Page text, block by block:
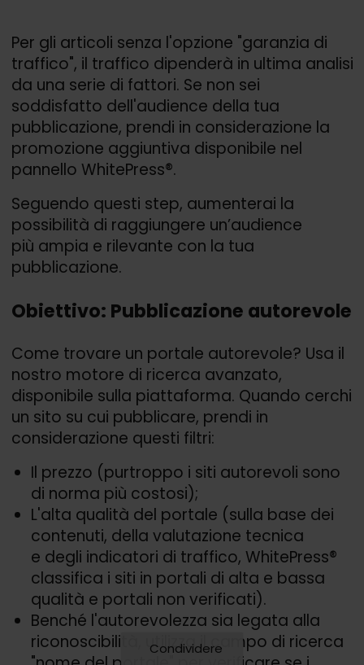
Per gli articoli senza l'opzione "garanzia di
traffico", il traffico dipenderà in ultima analisi
da una serie di fattori. Se non sei
soddisfatto dell'audience della tua
pubblicazione, prendi in considerazione la
promozione aggiuntiva disponibile nel
pannello WhitePress®.
Seguendo questi step, aumenterai la
possibilità di raggiungere un’audience
più ampia e rilevante con la tua
pubblicazione.
Obiettivo: Pubblicazione autorevole
Come trovare un portale autorevole? Usa il
nostro motore di ricerca avanzato,
disponibile sulla piattaforma. Quando cerchi
un sito su cui pubblicare, prendi in
considerazione questi filtri:
Il prezzo (purtroppo i siti autorevoli sono
di norma più costosi);
L'alta qualità del portale (sulla base dei
contenuti, della valutazione tecnica
e degli indicatori di traffico, WhitePress®
classifica i siti in portali di alta e bassa
qualità e portali non verificati).
Benché l'autorevolezza sia legata alla
riconoscibilità, utilizza il campo di ricerca
Condividere